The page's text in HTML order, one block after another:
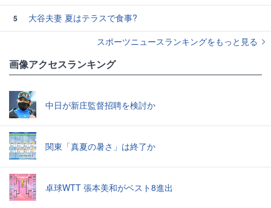
5
大谷夫妻 夏はテラスで食事?
スポーツニュースランキングをもっと見る
画像アクセスランキング
中日が新庄監督招聘を検討か
関東「真夏の暑さ」は終了か
卓球WTT 張本美和がベスト8進出